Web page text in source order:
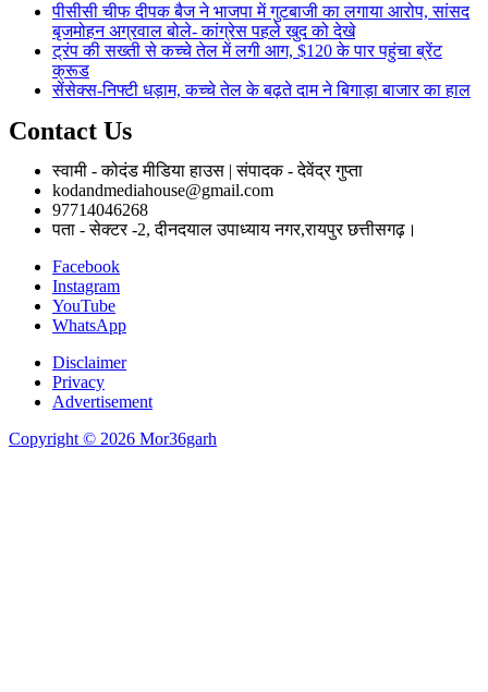
पीसीसी चीफ दीपक बैज ने भाजपा में गुटबाजी का लगाया आरोप, सांसद
बृजमोहन अग्रवाल बोले- कांग्रेस पहले खुद को देखे
ट्रंप की सख्ती से कच्चे तेल में लगी आग, $120 के पार पहुंचा ब्रेंट
क्रूड
सेंसेक्स-निफ्टी धड़ाम, कच्चे तेल के बढ़ते दाम ने बिगाड़ा बाजार का हाल
Contact Us
स्वामी - कोदंड मीडिया हाउस | संपादक - देवेंद्र गुप्ता
kodandmediahouse@gmail.com
97714046268
पता - सेक्टर -2, दीनदयाल उपाध्याय नगर,रायपुर छत्तीसगढ़।
Facebook
Instagram
YouTube
WhatsApp
Disclaimer
Privacy
Advertisement
Copyright © 2026 Mor36garh